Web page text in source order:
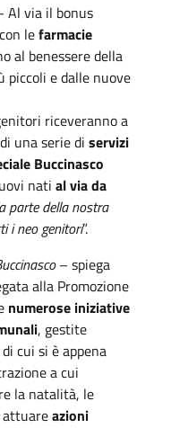
Al via il bonus
lefarmacie
al benessere della
piccoli e dalle nuove
riceveranno a
una serie di servizi
Buccinasco
nati al via da
parte della nostra
i neo genitori”.
– spiega
alla Promozione
numerose iniziative
, gestite
cui si è appena
a cui
la natalità, le
attuareazioni